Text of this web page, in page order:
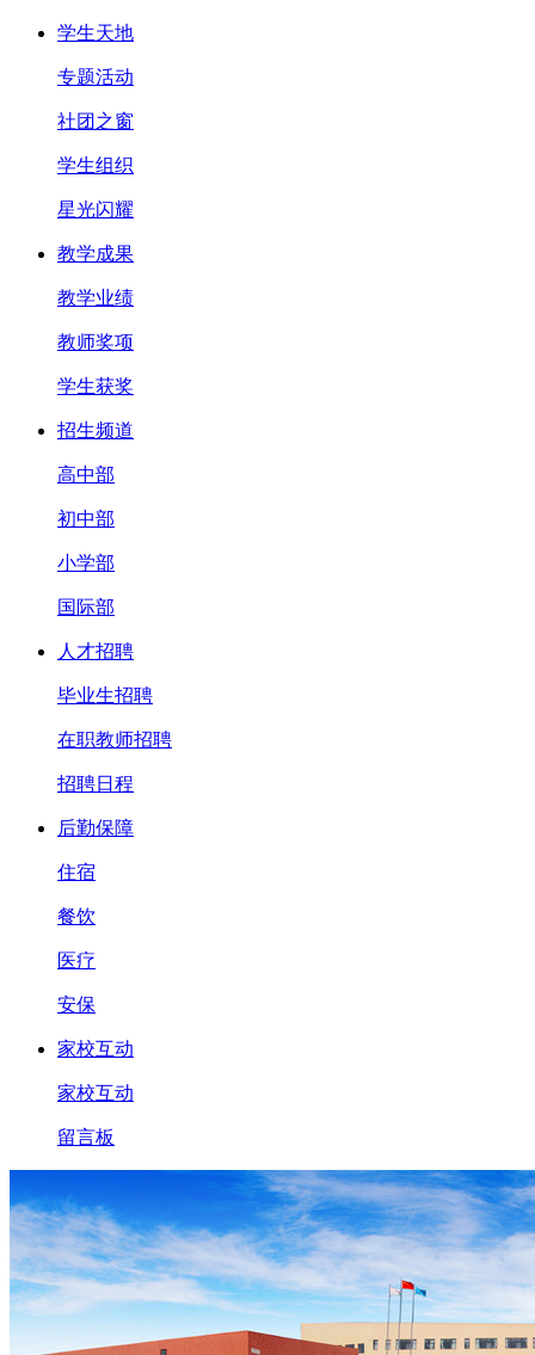
学生天地
专题活动
社团之窗
学生组织
星光闪耀
教学成果
教学业绩
教师奖项
学生获奖
招生频道
高中部
初中部
小学部
国际部
人才招聘
毕业生招聘
在职教师招聘
招聘日程
后勤保障
住宿
餐饮
医疗
安保
家校互动
家校互动
留言板